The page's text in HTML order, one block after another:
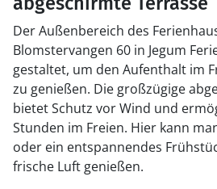
Der Außenbereich des
Blomstervangen 60 in Jegum
gestaltet, um den Aufenthalt im
zu genießen. Die großzügige
bietet Schutz vor Wind und
Stunden im Freien. Hier kann
oder ein entspannendes
frische Luft genießen.